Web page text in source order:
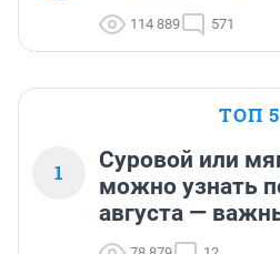
114 889 571
ТОП 5
1
Суровой или
можно узнать
августа —